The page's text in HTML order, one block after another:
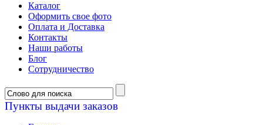
Каталог
Оформить свое фото
Оплата и Доставка
Контакты
Наши работы
Блог
Сотрудничество
Пункты выдачи заказов